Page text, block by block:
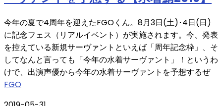
今年の夏で4周年を迎えたFGOくん。8月3日(土)･4日(日)
に記念フェス（リアルイベント）が実施されます。今、発表
を控えている新規サーヴァントといえば「周年記念枠」、そ
してなんと言っても「今年の水着サーヴァント」！というわ
けで、出演声優から今年の水着サーヴァントを予想するぜ
FGO